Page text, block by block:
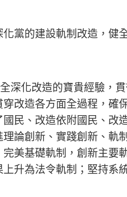
黨的建設軌制改造，健
深化改造的寶貴經驗，
改造各方面全過程，確
民、改造依附國民、改
論創新、實踐創新、軌
美基礎軌制，創新主要
升為法令軌制；堅持系